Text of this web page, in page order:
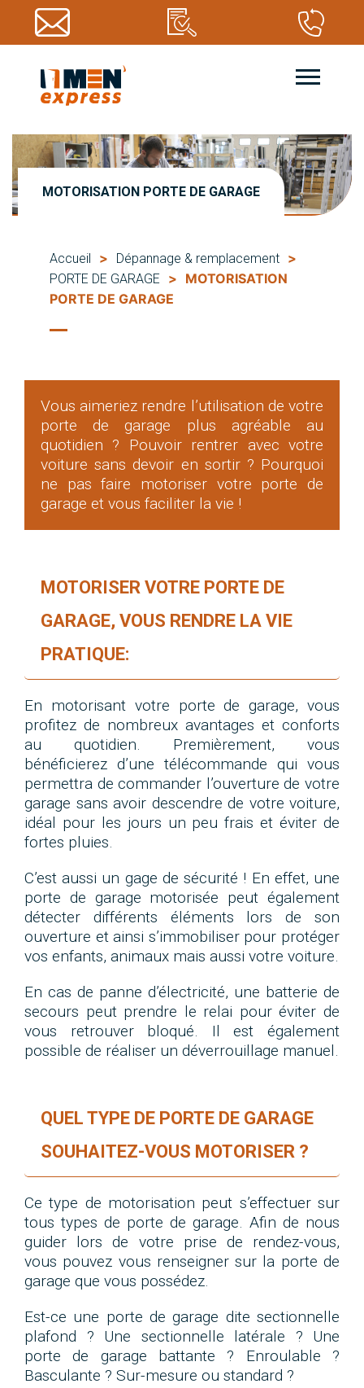
MOTORISATION PORTE DE GARAGE
Accueil > Dépannage & remplacement >
PORTE DE GARAGE > MOTORISATION
PORTE DE GARAGE
Vous aimeriez rendre l’utilisation de votre
porte de garage plus agréable au
quotidien ? Pouvoir rentrer avec votre
voiture sans devoir en sortir ? Pourquoi
ne pas faire motoriser votre porte de
garage et vous faciliter la vie !
MOTORISER VOTRE PORTE DE
GARAGE, VOUS RENDRE LA VIE
PRATIQUE:
En motorisant votre porte de garage, vous
profitez de nombreux avantages et conforts
au quotidien. Premièrement, vous
bénéficierez d’une télécommande qui vous
permettra de commander l’ouverture de votre
garage sans avoir descendre de votre voiture,
idéal pour les jours un peu frais et éviter de
fortes pluies.
C’est aussi un gage de sécurité ! En effet, une
porte de garage motorisée peut également
détecter différents éléments lors de son
ouverture et ainsi s’immobiliser pour protéger
vos enfants, animaux mais aussi votre voiture.
En cas de panne d’électricité, une batterie de
secours peut prendre le relai pour éviter de
vous retrouver bloqué. Il est également
possible de réaliser un déverrouillage manuel.
QUEL TYPE DE PORTE DE GARAGE
SOUHAITEZ-VOUS MOTORISER ?
Ce type de motorisation peut s’effectuer sur
tous types de porte de garage. Afin de nous
guider lors de votre prise de rendez-vous,
vous pouvez vous renseigner sur la porte de
garage que vous possédez.
Est-ce une porte de garage dite sectionnelle
plafond ? Une sectionnelle latérale ? Une
porte de garage battante ? Enroulable ?
Basculante ? Sur-mesure ou standard ?